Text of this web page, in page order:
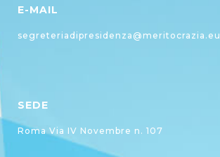
E-MAIL
segreteriadipresidenza@meritocrazia.eu
SEDE
Roma Via IV Novembre n. 107